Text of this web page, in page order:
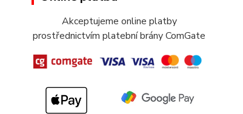
Akceptujeme online platby
prostřednictvím platební brány ComGate